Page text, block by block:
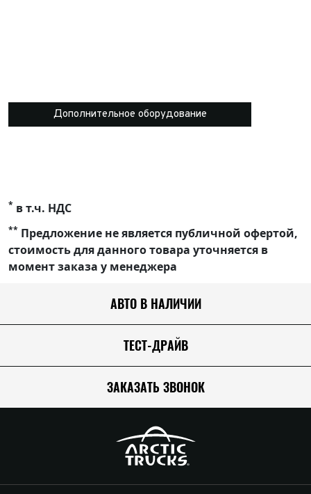
Дополнительное оборудование
* в т.ч. НДС
** Предложение не является публичной офертой,
стоимость для данного товара уточняется в
момент заказа у менеджера
АВТО В НАЛИЧИИ
ТЕСТ-ДРАЙВ
ЗАКАЗАТЬ ЗВОНОК